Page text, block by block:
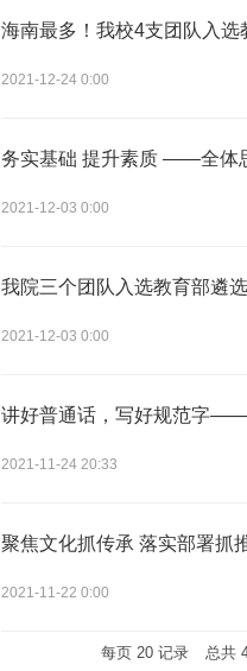
海南最多！我校4支团队入选
2021-12-24 0:00
务实基础 提升素质 ——全体
2021-12-03 0:00
我院三个团队入选教育部遴
2021-12-03 0:00
讲好普通话，写好规范字
2021-11-24 20:33
聚焦文化抓传承 落实部署
2021-11-22 0:00
每页 20记录 总共